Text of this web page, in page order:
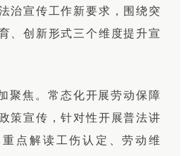
治宣传工作新要求，围绕突
、创新形式三个维度提升宣
聚焦。常态化开展劳动保障
策宣传，针对性开展普法讲
点解读工伤认定、劳动 维